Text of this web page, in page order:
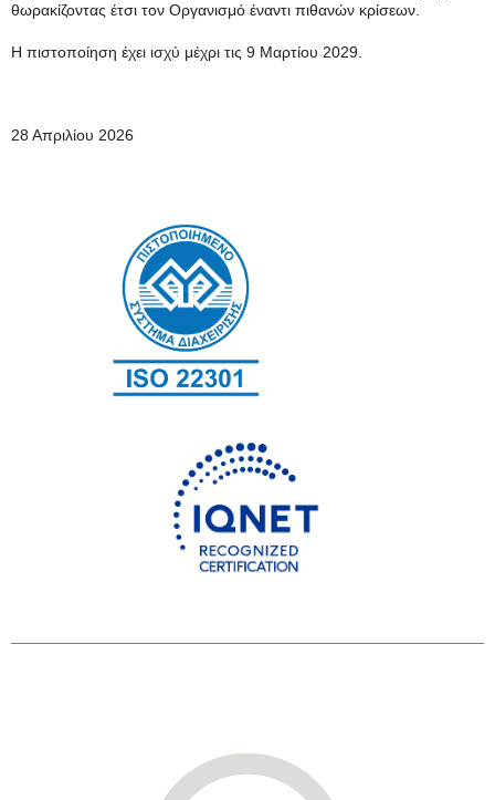
θωρακίζοντας έτσι τον Οργανισμό έναντι πιθανών κρίσεων.
Η πιστοποίηση έχει ισχύ μέχρι τις 9 Μαρτίου 2029.
28 Απριλίου 2026